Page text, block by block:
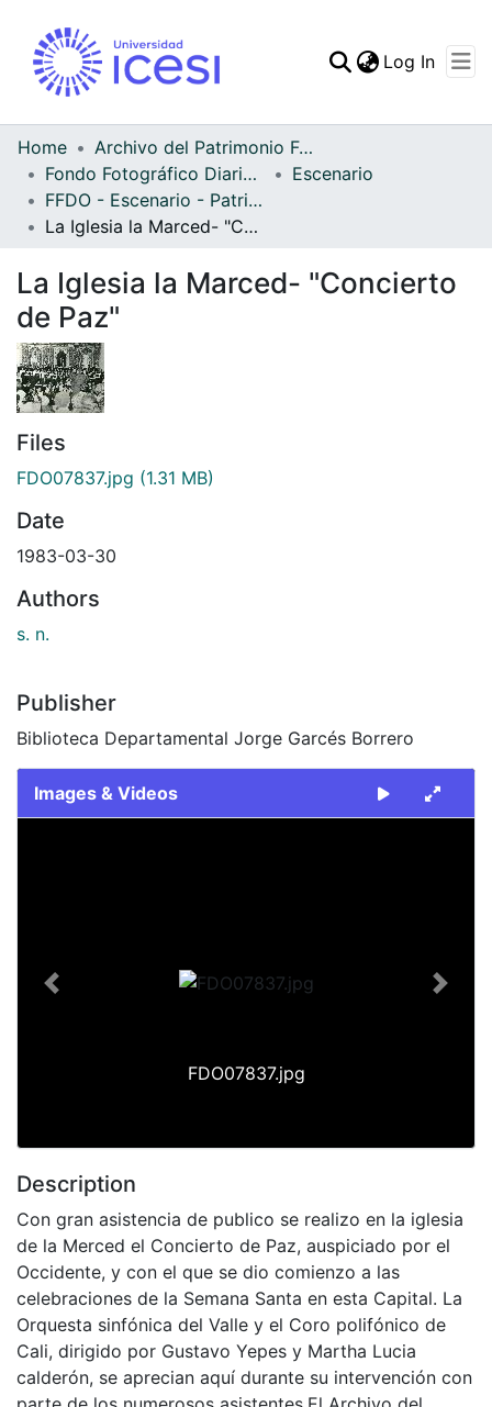
Statistics
Log In
Home
Archivo del Patrimonio Fotográfico y Fílmico del Valle del Cauca
Fondo Fotográfico Diario Occidente
Escenario
FFDO - Escenario - Patrimonial
La Iglesia la Marced- "Concierto de Paz"
La Iglesia la Marced- "Concierto
de Paz"
Files
FDO07837.jpg (1.31 MB)
Date
1983-03-30
Authors
s. n.
Publisher
Biblioteca Departamental Jorge Garcés Borrero
Images & Videos
FDO07837.jpg
Previous Next
Description
Con gran asistencia de publico se realizo en la iglesia
de la Merced el Concierto de Paz, auspiciado por el
Occidente, y con el que se dio comienzo a las
celebraciones de la Semana Santa en esta Capital. La
Orquesta sinfónica del Valle y el Coro polifónico de
Cali, dirigido por Gustavo Yepes y Martha Lucia
calderón, se aprecian aquí durante su intervención con